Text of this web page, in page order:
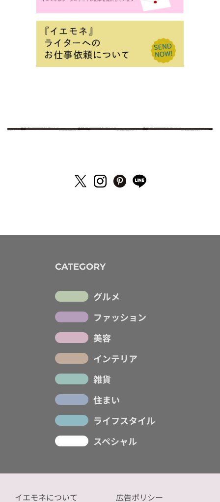
CATEGORY
グルメ
ファッション
美容
インテリア
雑貨
住まい
ライフスタイル
スペシャル
イエモネについて 広告ポリシー